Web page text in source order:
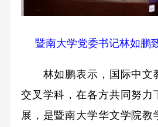
暨南大学党委书记林如鹏
林如鹏表示，国际中文
交叉学科，在各方共同努力
展，是暨南大学华文学院教